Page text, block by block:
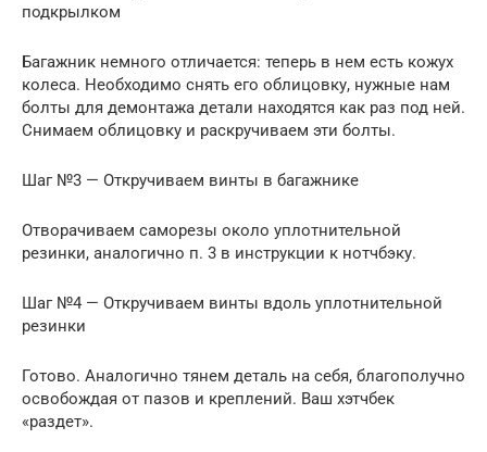
подкрылком
Багажник немного отличается: теперь в нем есть кожух
колеса. Необходимо снять его облицовку, нужные нам
болты для демонтажа детали находятся как раз под ней.
Снимаем облицовку и раскручиваем эти болты.
Шаг №3 — Откручиваем винты в багажнике
Отворачиваем саморезы около уплотнительной
резинки, аналогично п. 3 в инструкции к нотчбэку.
Шаг №4 — Откручиваем винты вдоль уплотнительной
резинки
Готово. Аналогично тянем деталь на себя, благополучно
освобождая от пазов и креплений. Ваш хэтчбек
«раздет».